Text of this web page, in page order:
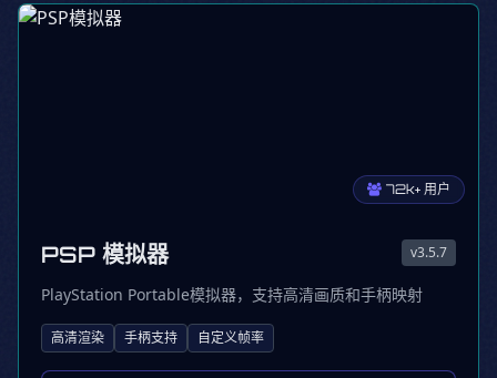
72k+ 用户
PSP 模拟器 v3.5.7
PlayStation Portable模拟器，支持高清画质和手柄映射
高清渲染 手柄支持 自定义帧率